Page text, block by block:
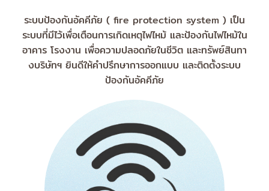
ระบบป้องกันอัคคีภัย ( fire protection system ) เป็น
ระบบที่มีไว้เพื่อเตือนการเกิดเหตุไฟไหม้ และป้องกันไฟไหม้ใน
อาคาร โรงงาน เพื่อความปลอดภัยในชีวิต และทรัพย์สินทา
งบริษัทฯ ยินดีให้คำปรึกษาการออกแบบ และติดตั้งระบบ
ป้องกันอัคคีภัย